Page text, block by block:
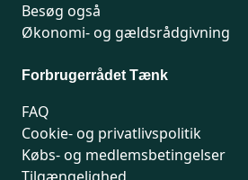
Besøg også
Økonomi- og gældsrådgivning
Forbrugerrådet Tænk
FAQ
Cookie- og privatlivspolitik
Købs- og medlemsbetingelser